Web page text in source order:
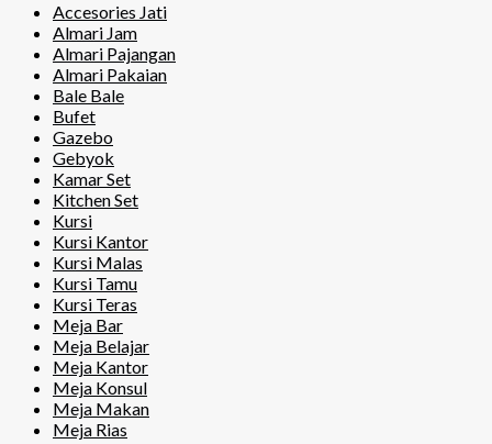
Accesories Jati
Almari Jam
Almari Pajangan
Almari Pakaian
Bale Bale
Bufet
Gazebo
Gebyok
Kamar Set
Kitchen Set
Kursi
Kursi Kantor
Kursi Malas
Kursi Tamu
Kursi Teras
Meja Bar
Meja Belajar
Meja Kantor
Meja Konsul
Meja Makan
Meja Rias